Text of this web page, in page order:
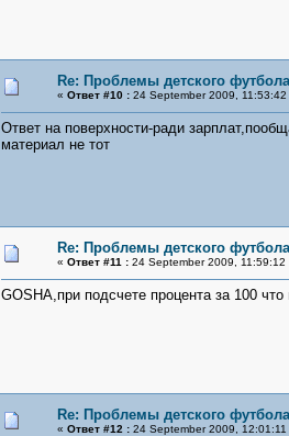
Re: Проблемы детского футбола
« Ответ #10 :24 September 2009, 11:53:42
Ответ на поверхности-ради
материал не тот
Re: Проблемы детского футбола
« Ответ #11 :24 September 2009, 11:59:12
GOSHA,при подсчете процента за 100 что
Re: Проблемы детского футбола
« Ответ #12 :24 September 2009, 12:01:11